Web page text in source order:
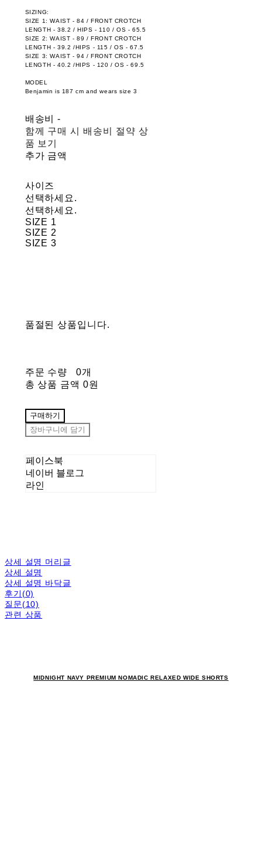
SIZING:
SIZE 1: WAIST - 84 / FRONT CROTCH
LENGTH - 38.2 / HIPS - 110 / OS - 65.5
SIZE 2: WAIST - 89 / FRONT CROTCH
LENGTH - 39.2 /HIPS - 115 / OS - 67.5
SIZE 3: WAIST - 94 / FRONT CROTCH
LENGTH - 40.2 /HIPS - 120 / OS - 69.5
MODEL
Benjamin is 187 cm and wears size 3
배송비-
함께 구매 시 배송비 절약 상
품 보기
추가 금액
사이즈
선택하세요.
선택하세요.
SIZE 1
SIZE 2
SIZE 3
품절된 상품입니다.
주문 수량
0개
총 상품 금액 0원
구매하기
장바구니에 담기
페이스북
네이버 블로그
라인
상세 설명 머리글
상세 설명
상세 설명 바닥글
후기(0)
질문(10)
관련 상품
MIDNIGHT NAVY PREMIUM NOMADIC RELAXED WIDE SHORTS